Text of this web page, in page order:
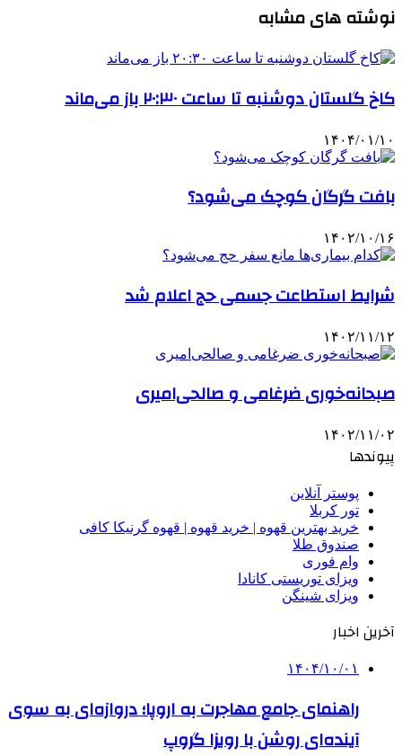
نوشته های مشابه
کاخ گلستان دوشنبه تا ساعت ۲۰:۳۰ باز می‌ماند
۱۴۰۴/۰۱/۱۰
بافت گرگان کوچک می‌شود؟
۱۴۰۲/۱۰/۱۶
شرایط استطاعت جسمی حج اعلام شد
۱۴۰۲/۱۱/۱۲
صبحانه‌خوری ضرغامی و صالحی‌امیری
۱۴۰۲/۱۱/۰۲
پیوندها
پوستر آنلاین
تور کربلا
خرید بهترین قهوه | خرید قهوه | قهوه گرنیکا کافی
صندوق طلا
وام فوری
ویزای توریستی کانادا
ویزای شینگن
آخرین اخبار
۱۴۰۴/۱۰/۰۱
راهنمای جامع مهاجرت به اروپا؛ دروازه‌ای به سوی
آینده‌ای روشن با رویزا گروپ